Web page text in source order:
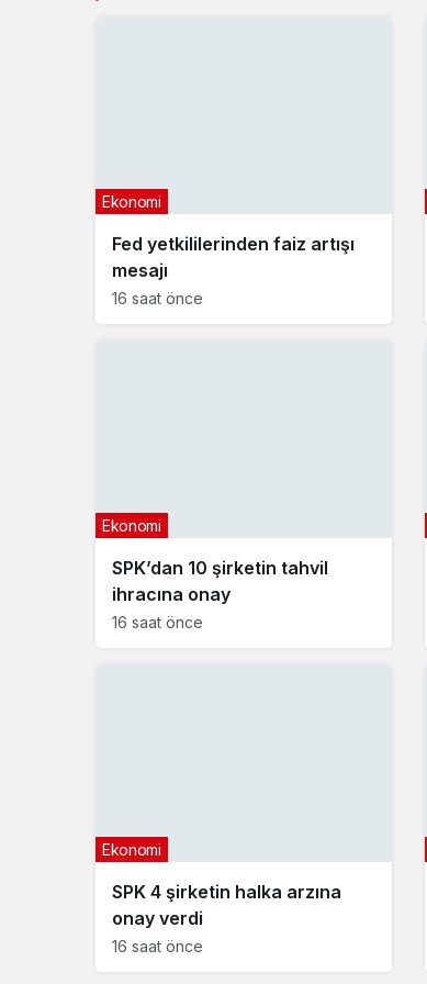
Fed yetkililerinden faiz artışı
mesajı
Ekonomi
16 saat önce
SPK’dan 10 şirketin tahvil
ihracına onay
Ekonomi
16 saat önce
SPK 4 şirketin halka arzına
onay verdi
Ekonomi
16 saat önce